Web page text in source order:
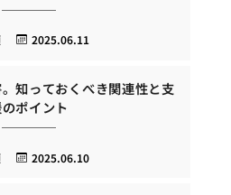
2025.06.11
知っておくべき関連性と支
ポイント
2025.06.10